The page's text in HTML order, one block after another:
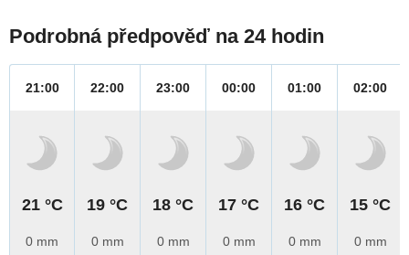
Podrobná předpověď na 24 hodin
21:00
21 °C
0 mm
22:00
19 °C
0 mm
23:00
18 °C
0 mm
00:00
17 °C
0 mm
01:00
16 °C
0 mm
02:00
15 °C
0 mm